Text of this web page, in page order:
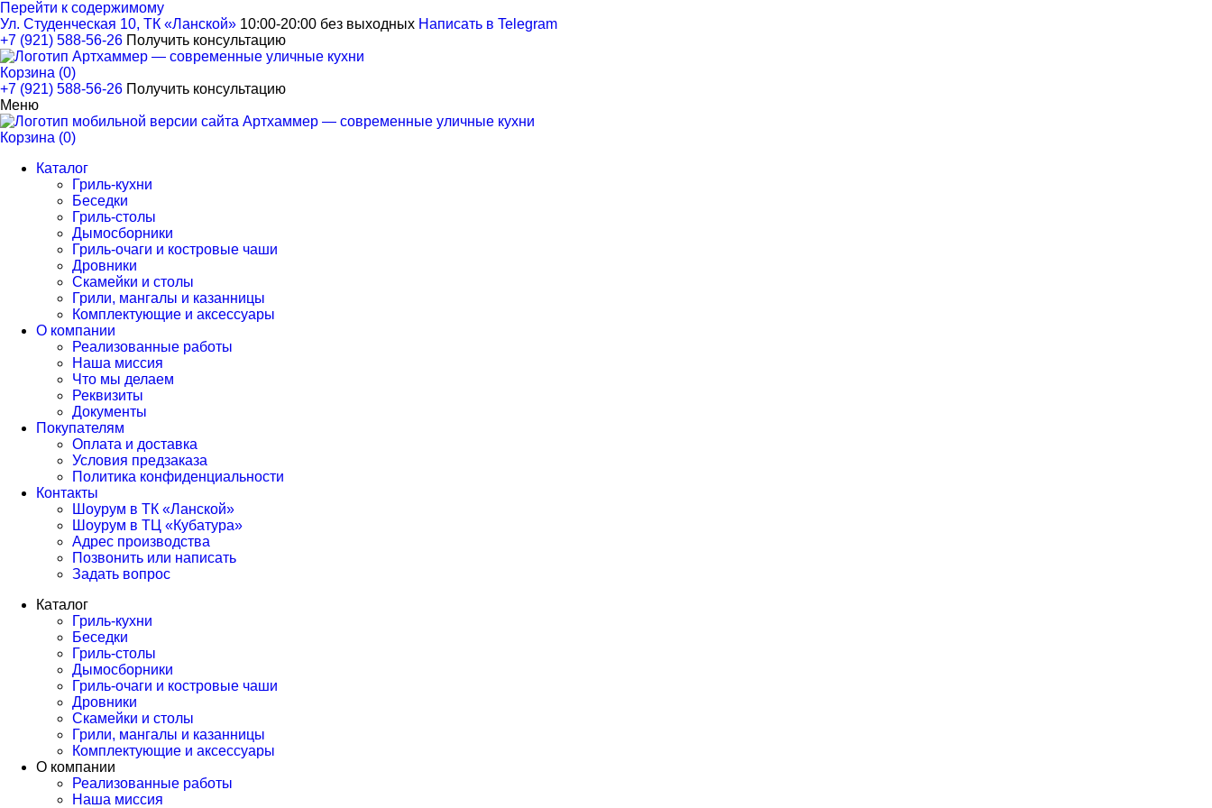
Перейти к содержимому
Ул. Студенческая 10, ТК «Ланской» 10:00-20:00 без выходных Написать в Telegram
+7 (921) 588-56-26 Получить консультацию
Корзина (0)
+7 (921) 588-56-26 Получить консультацию
Меню
Корзина (0)
Каталог
Гриль-кухни
Беседки
Гриль-столы
Дымосборники
Гриль-очаги и костровые чаши
Дровники
Скамейки и столы
Грили, мангалы и казанницы
Комплектующие и аксессуары
О компании
Реализованные работы
Наша миссия
Что мы делаем
Реквизиты
Документы
Покупателям
Оплата и доставка
Условия предзаказа
Политика конфиденциальности
Контакты
Шоурум в ТК «Ланской»
Шоурум в ТЦ «Кубатура»
Адрес производства
Позвонить или написать
Задать вопрос
Каталог
Гриль-кухни
Беседки
Гриль-столы
Дымосборники
Гриль-очаги и костровые чаши
Дровники
Скамейки и столы
Грили, мангалы и казанницы
Комплектующие и аксессуары
О компании
Реализованные работы
Наша миссия